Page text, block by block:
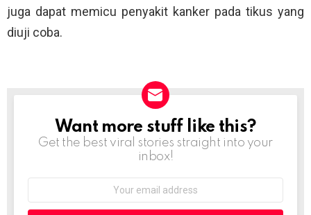
juga dapat memicu penyakit kanker pada tikus yang
diuji coba.
NEWSLETTER
Want more stuff like this?
Get the best viral stories straight into your
inbox!